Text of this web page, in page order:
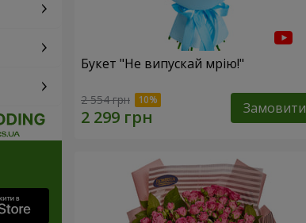
Букет "Не випускай мрію!"
2 554 грн Замовити